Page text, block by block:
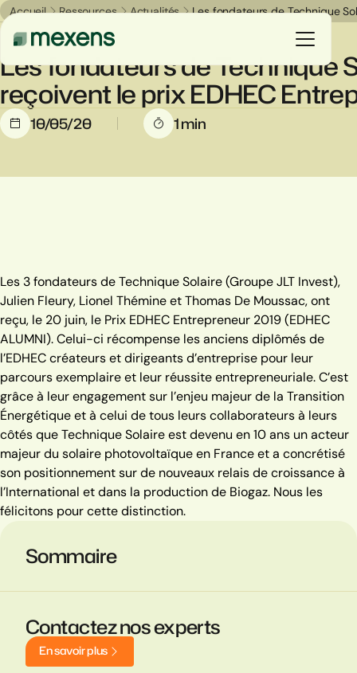
Vous êtes
Le groupe
Accueil Ressources Actualités
Les fondateurs de Technique
Business
Les fondateurs de Technique
reçoivent le prix EDHEC
10/05/20 1 min
Les 3 fondateurs de Technique Solaire (Groupe JLT Invest),
Julien Fleury, Lionel Thémine et Thomas De Moussac, ont
reçu, le 20 juin, le Prix EDHEC Entrepreneur 2019 (EDHEC
ALUMNI).Celui-ci récompense les anciens diplômés de
l’EDHEC créateurs et dirigeants d’entreprise pour leur
parcours exemplaire et leur réussite entrepreneuriale. C’est
grâce à leur engagement sur l’enjeu majeur de la Transition
Énergétique et à celui de tous leurs collaborateurs à leurs
côtés que Technique Solaire est devenu en 10 ans un acteur
majeur du solaire photovoltaïque en France et a concrétisé
son positionnement sur de nouveaux relais de croissance à
l’International et dans la production de Biogaz. Nous les
félicitons pour cette distinction.
Sommaire
Contactez nos experts
Ensavoirplus